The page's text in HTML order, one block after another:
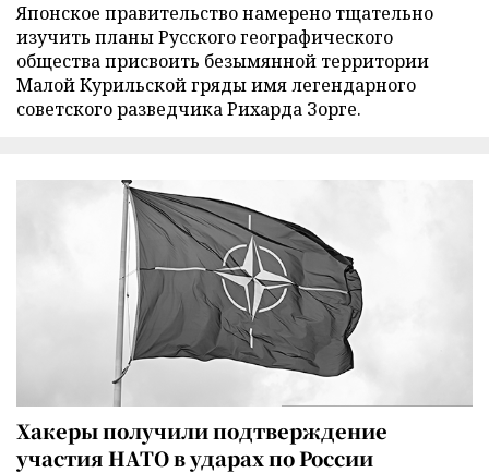
Японское правительство намерено тщательно
изучить планы Русского географического
общества присвоить безымянной территории
Малой Курильской гряды имя легендарного
советского разведчика Рихарда Зорге.
Хакеры получили подтверждение
участия НАТО в ударах по России